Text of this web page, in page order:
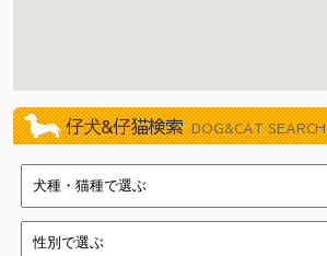
仔犬&仔猫検索 DOG&CAT SEARCH